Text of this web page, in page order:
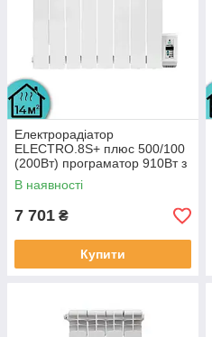
Електрорадіатор
ELECTRO.8S+ плюс 500/100
(200Вт) програматор 910Вт з
настінними кріпленнями
В наявності
7 701 ₴
Купити